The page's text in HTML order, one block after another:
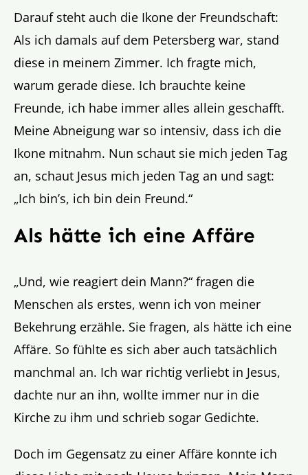
Darauf steht auch die Ikone der Freundschaft:
Als ich damals auf dem Petersberg war, stand
diese in meinem Zimmer. Ich fragte mich,
warum gerade diese. Ich brauchte keine
Freunde, ich habe immer alles allein geschafft.
Meine Abneigung war so intensiv, dass ich die
Ikone mitnahm. Nun schaut sie mich jeden Tag
an, schaut Jesus mich jeden Tag an und sagt:
„Ich bin’s, ich bin dein Freund.“
Als hätte ich eine Affäre
„Und, wie reagiert dein Mann?“ fragen die
Menschen als erstes, wenn ich von meiner
Bekehrung erzähle. Sie fragen, als hätte ich eine
Affäre. So fühlte es sich aber auch tatsächlich
manchmal an. Ich war richtig verliebt in Jesus,
dachte nur an ihn, wollte immer nur in die
Kirche zu ihm und schrieb sogar Gedichte.
Doch im Gegensatz zu einer Affäre konnte ich